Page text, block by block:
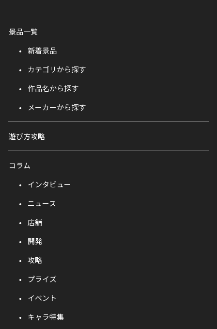
景品一覧
新着景品
カテゴリから探す
作品名から探す
メーカーから探す
遊び方攻略
コラム
インタビュー
ニュース
店舗
開発
攻略
プライズ
イベント
キャラ特集